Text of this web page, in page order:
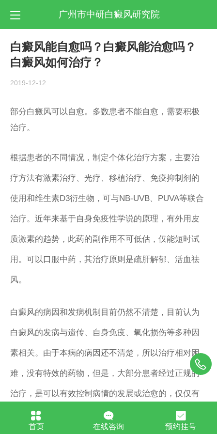
广州市中研白癜风研究院
白癜风能自愈吗？白癜风能治愈吗？
白癜风如何治疗？
2019-12-12
部分白癜风可以自愈。多数患者不能自愈，需要积极
治疗。
根据患者的不同情况，制定个体化治疗方案，主要治
疗方法有激素治疗、光疗、移植治疗、免疫抑制剂的
使用和维生素D3衍生物，可与NB-UVB、PUVA等联合
治疗。近年来基于自身免疫性学说的原理，有外用皮
质激素的趋势，此药的副作用不可低估，仅能短时试
用。可以口服中药，其治疗原则是疏肝解郁、活血祛
风。
白癜风的病因和发病机制目前仍然不清楚，目前认为
白癜风的发病与遗传、自身免疫、氧化损伤等多种因
素相关。由于本病的病因还不清楚，所以治疗相对困
难，没有特效的药物，但是，大部分患者经过正规的
治疗，是可以有效控制病情的发展或治愈的，仅仅有
少数的患者治疗效果较差。
首页 在线咨询 预约挂号